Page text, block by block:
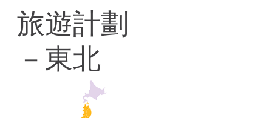
旅遊計劃
－東北